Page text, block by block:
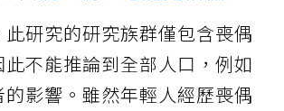
研究的研究族群僅包含喪偶
不能推論到全部人口，例如
影響。雖然年輕人經歷喪偶